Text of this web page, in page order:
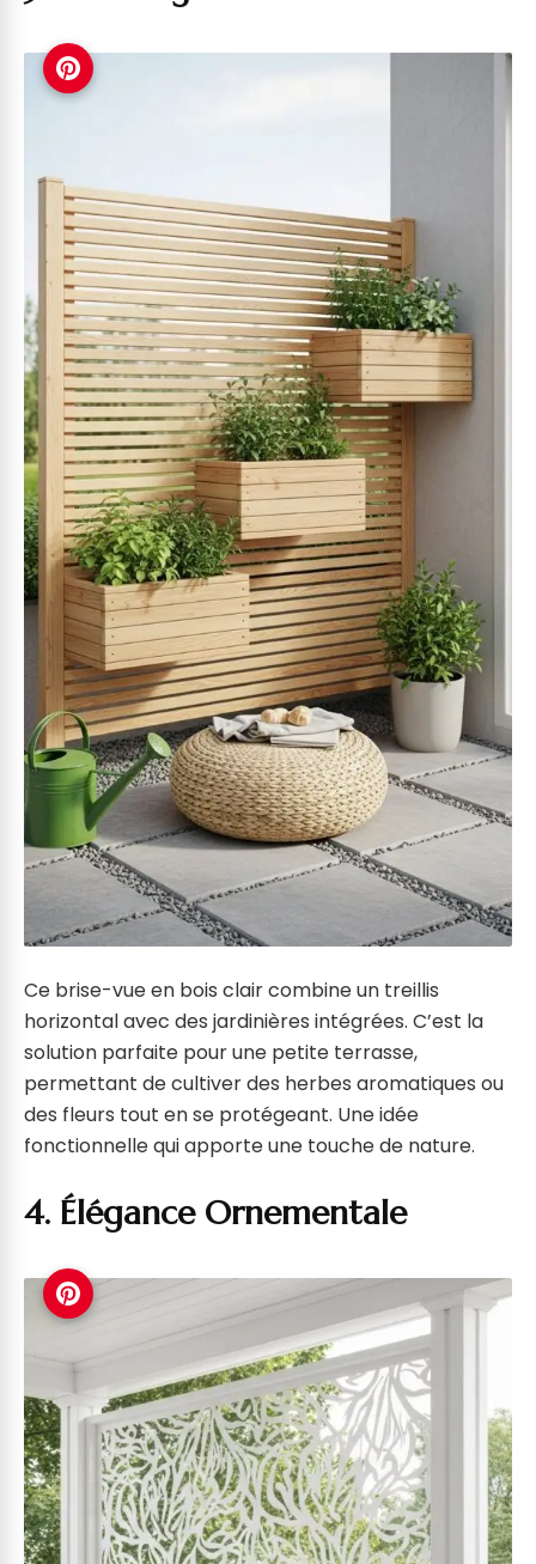
Ce brise-vue en bois clair combine un treillis
horizontal avec des jardinières intégrées. C’est la
solution parfaite pour une petite terrasse,
permettant de cultiver des herbes aromatiques ou
des fleurs tout en se protégeant. Une idée
fonctionnelle qui apporte une touche de nature.
4. Élégance Ornementale